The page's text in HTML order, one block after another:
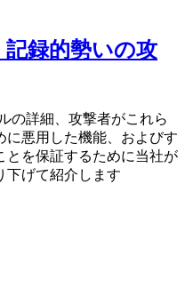
記録的勢いの攻
の詳細、攻撃者がこれら
に悪用した機能、およびす
とを保証するために当社が
下げて紹介します